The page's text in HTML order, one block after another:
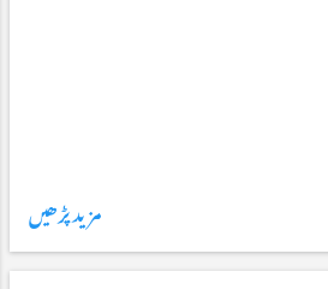
مزید پڑھیں